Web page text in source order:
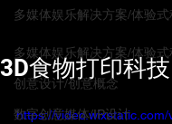
多媒体娱乐解决方案/体验式
创意设计/创意概念
数字创意媒体/IP设计
多媒体娱乐解决方案/体验式
3D食物打印科技
https://